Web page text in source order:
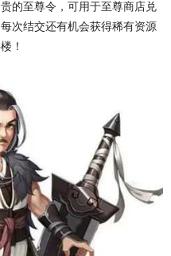
的至尊令，可用于至尊商店兑
次结交还有机会获得稀有资源
！